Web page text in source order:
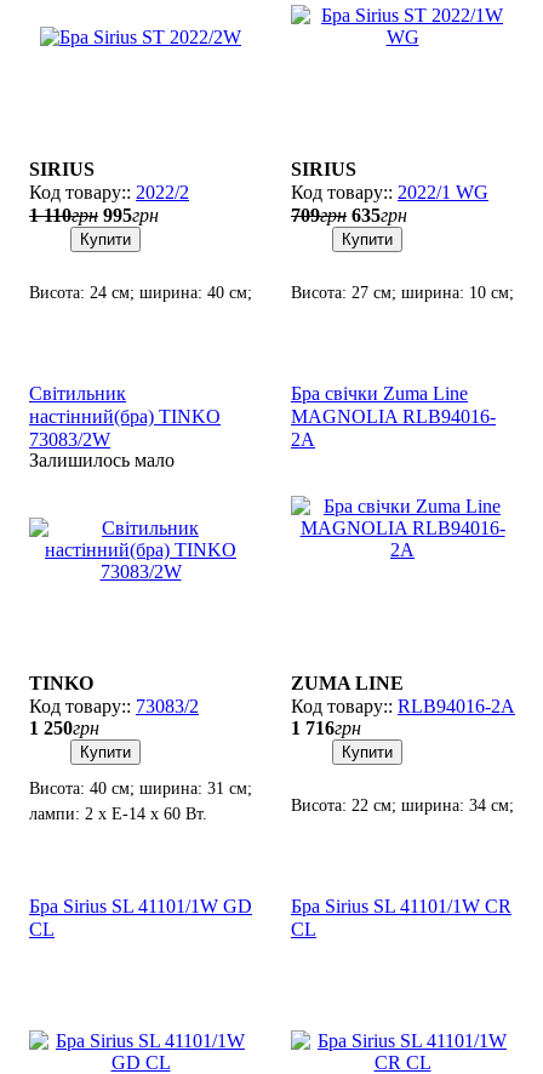
SIRIUS
2022/2
1 110грн 995грн
Купити
Висота: 24 см; ширина: 40 см;
SIRIUS
2022/1 WG
709грн 635грн
Купити
Висота: 27 см; ширина: 10 см;
Світильник
настінний(бра) TINKO
73083/2W
Залишилось мало
TINKO
73083/2
1 250грн
Купити
Висота: 40 см; ширина: 31 см;
лампи: 2 х Е-14 х 60 Вт.
Бра свічки Zuma Line
MAGNOLIA RLB94016-
2A
ZUMA LINE
RLB94016-2A
1 716грн
Купити
Висота: 22 см; ширина: 34 см;
Бра Sirius SL 41101/1W GD
CL
Бра Sirius SL 41101/1W CR
CL